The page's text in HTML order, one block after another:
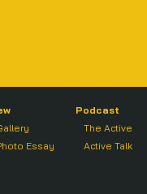
Essay
Podcast
The Active
Active Talk